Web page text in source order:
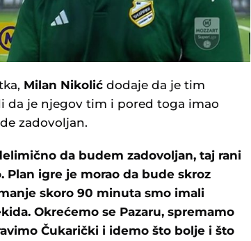
Milan Nikolić dodaje da je tim
da je njegov tim i pored toga imao
zadovoljan.
da budem zadovoljan, taj rani
Plan igre je morao da bude skroz
skoro 90 minuta smo imali
Okrećemo se Pazaru, spremamo
Čukarički i idemo što bolje i što